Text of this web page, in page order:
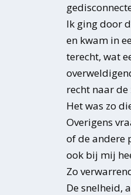
Ik ging door
en kwam in
terecht, wat
recht naar de
Het was zo
Overigens
of de andere
ook bij mij
Zo
De snelheid,